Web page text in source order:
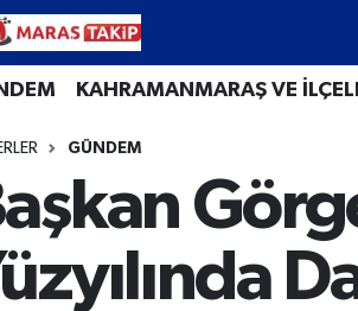
KAHRAMANMARAŞ VE
GÜNDEM
Nöbetçi Eczaneler
Hava Durumu
Namaz Vakitleri
Trafik Yoğunluk Haritası